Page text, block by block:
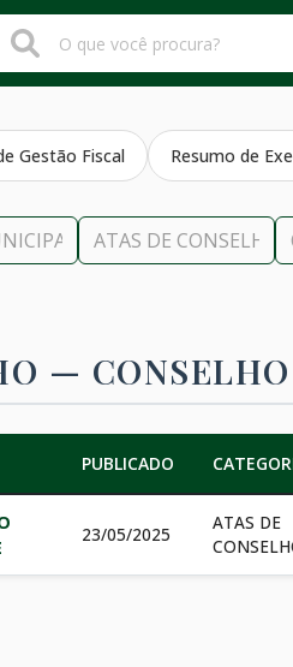
Gestão Fiscal Resumo de
—
PUBLICADO
23/05/2025
ATAS DE